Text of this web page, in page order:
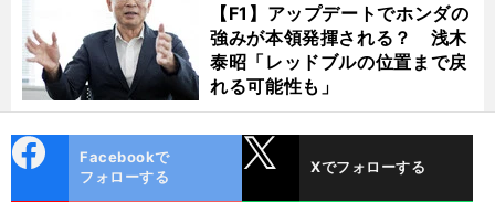
【F1】アップデートでホンダの
強みが本領発揮される？ 浅木
泰昭「レッドブルの位置まで戻
れる可能性も」
ok
Facebookで
フォローする
Xでフォローする